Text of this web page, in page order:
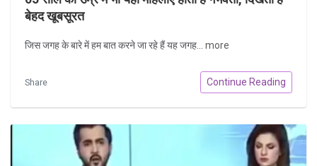
बेहद खूबसूरत
जिस जगह के बारे में हम बात करने जा रहे हैं यह जगह... more
Share Continue Reading